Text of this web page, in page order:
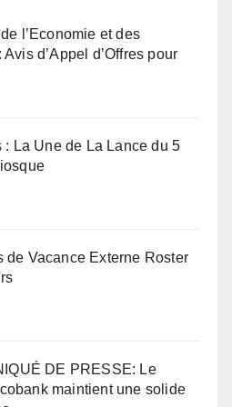
l’Economie et des
d’Appel d’Offres pour
: La Une de La Lance du 5
de Vacance Externe Roster
DE PRESSE: Le
maintient une solide